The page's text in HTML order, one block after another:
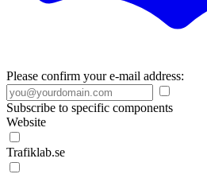
Please confirm your e-mail address:
Subscribe to specific components
Website
Trafiklab.se